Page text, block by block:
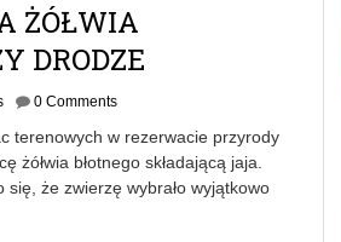
ŻÓŁWIA
DRODZE
0 Comments
terenowych w rezerwacie przyrody
błotnego składającą jaja.
się, że zwierzę wybrało wyjątkowo